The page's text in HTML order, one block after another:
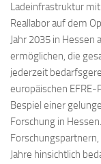
Ladeinfrastruktur
Reallabor auf dem
Jahr 2035 in
ermöglichen, die
jederzeit
europäischen
Bespiel einer
Forschung in
Jahre hinsichtlich